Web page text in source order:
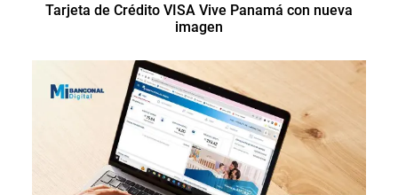
Tarjeta de Crédito VISA Vive Panamá con nueva
imagen